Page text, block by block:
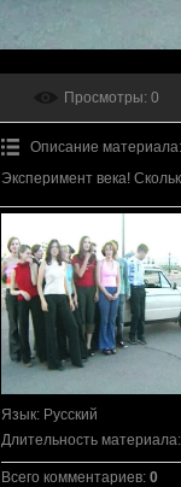
Просмотры: 0
Описание материала:
Эксперимент века!
Язык: Русский
Длительность материала
Всего комментариев: 0